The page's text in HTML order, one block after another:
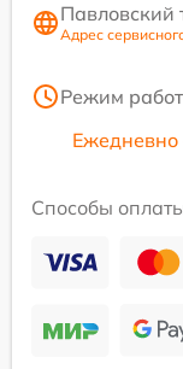
Павловский
Адрес
Режим
Ежедневно
Способы